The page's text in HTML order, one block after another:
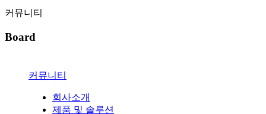
커뮤니티
Board
커뮤니티
회사소개
제품 및 솔루션